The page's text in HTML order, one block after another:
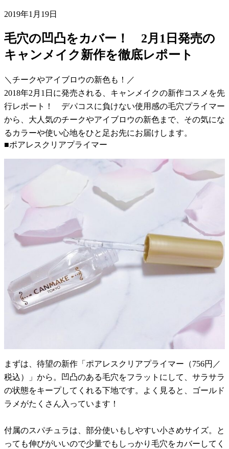
2019年1月19日
毛穴の凹凸をカバー！ 2月1日発売の
キャンメイク新作を徹底レポート
＼チークやアイブロウの新色も！／
2018年2月1日に発売される、キャンメイクの新作コスメを先
行レポート！ デパコスに負けない使用感の毛穴プライマー
から、大人気のチークやアイブロウの新色まで、その気にな
るカラーや使い心地をひと足お先にお届けします。
■ポアレスクリアプライマー
まずは、待望の新作「ポアレスクリアプライマー（756円／
税込）」から。凹凸のある毛穴をフラットにして、サラサラ
の状態をキープしてくれる下地です。よく見ると、ゴールド
ラメがたくさん入っています！
付属のスパチュラは、部分使いもしやすい小さめサイズ。と
っても伸びがいいので少量でもしっかり毛穴をカバーしてく